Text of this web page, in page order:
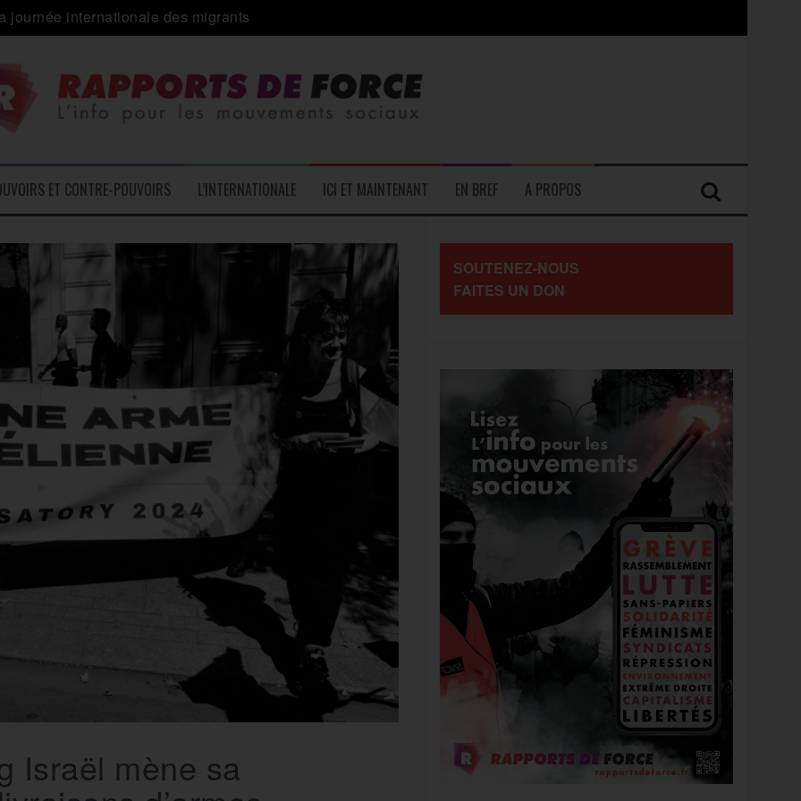
journée internationale des migrants
– L’Actu des Oublié.es
contre « l’une des plus grandes attaques jamais menées contre les travailleurs »
médico-social
ET CONTRE-POUVOIRS L’INTERNATIONALE ICI ET MAINTENANT EN BREF A PROPOS
Israël mène sa
SOUTENEZ-NOUS
FAITES UN DON